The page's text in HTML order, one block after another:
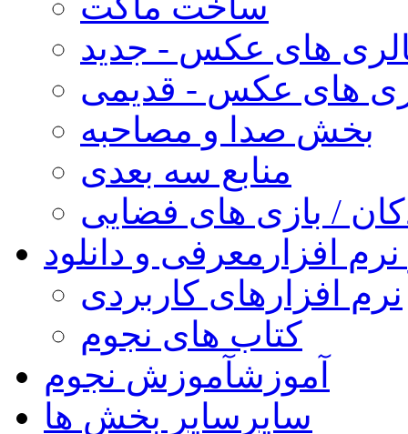
های عکس - جدید
های عکس - قدیمی
بخش صدا و مصاحبه
منابع سه بعدی
/ بازی های فضایی
افزار معرفی و دانلود
نرم افزارهای کاربردی
کتاب های نجوم
آموزشآموزش نجوم
سایر سایر بخش ها